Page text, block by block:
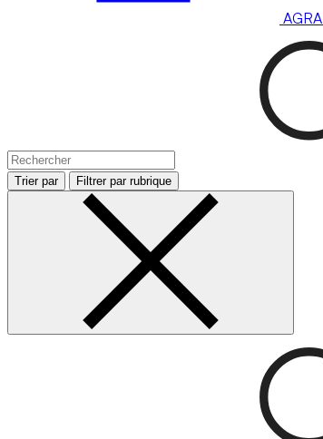
AGRA
Trier par Filtrer par rubrique